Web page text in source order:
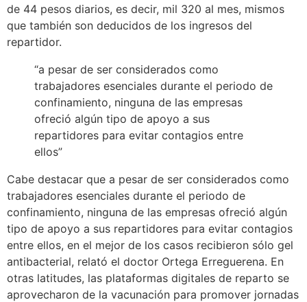
de 44 pesos diarios, es decir, mil 320 al mes, mismos
que también son deducidos de los ingresos del
repartidor.
“a pesar de ser considerados como
trabajadores esenciales durante el periodo de
confinamiento, ninguna de las empresas
ofreció algún tipo de apoyo a sus
repartidores para evitar contagios entre
ellos”
Cabe destacar que a pesar de ser considerados como
trabajadores esenciales durante el periodo de
confinamiento, ninguna de las empresas ofreció algún
tipo de apoyo a sus repartidores para evitar contagios
entre ellos, en el mejor de los casos recibieron sólo gel
antibacterial, relató el doctor Ortega Erreguerena. En
otras latitudes, las plataformas digitales de reparto se
aprovecharon de la vacunación para promover jornadas